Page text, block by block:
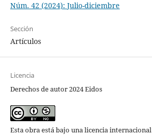
Núm. 42 (2024): Julio-diciembre
Sección
Artículos
Licencia
Derechos de autor 2024 Eidos
Esta obra está bajo una licencia internacional